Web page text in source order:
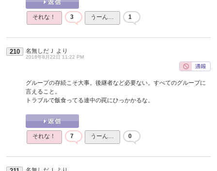
それな！ 3 うーん… 1
210 名無しだＪ より
2018年8月22日 11:22 PM
グループの存続こそ大事。後継者など必要ない。すべてのグループに
言えること。
トラブルで飯食ってる連中の罠にひっかかるな。
それな！ 7 うーん… 0